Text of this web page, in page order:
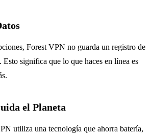
Forest VPN no guarda un registro de
Esto significa que lo que haces en línea es
el Planeta
utiliza una tecnología que ahorra batería,